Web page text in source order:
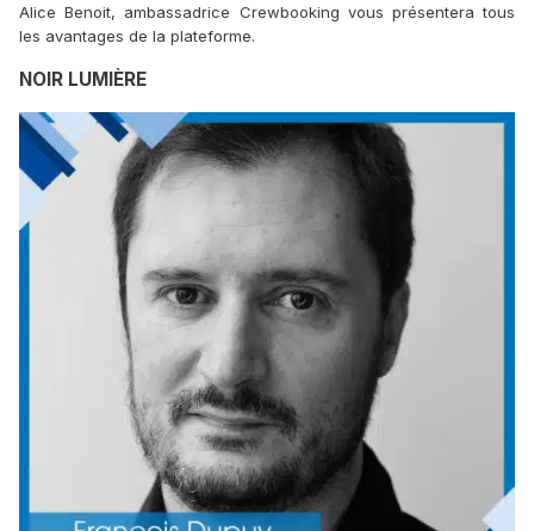
Alice Benoit, ambassadrice Crewbooking vous présentera tous
les avantages de la plateforme.
NOIR LUMIÈRE